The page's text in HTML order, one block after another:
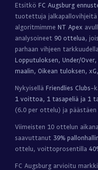
Etsitkö FC Augsburg
tuotettuja jalkapallovihjeitä
algoritmimme NT Apex
analysoineet 90 ottelua,
parhaan vihjeen tarkkuudella
Lopputuloksen, Under/
maalin, Oikean tuloksen,
Nykyisellä Friendlies Clubs-
1 voittoa, 1 tasapeliä ja 1
(6.0 per ottelu) ja päästäen
Viimeisten 10 ottelun
saavuttanut 39%
ottelu, voittoprosentilla
FC Augsburg arvioitu